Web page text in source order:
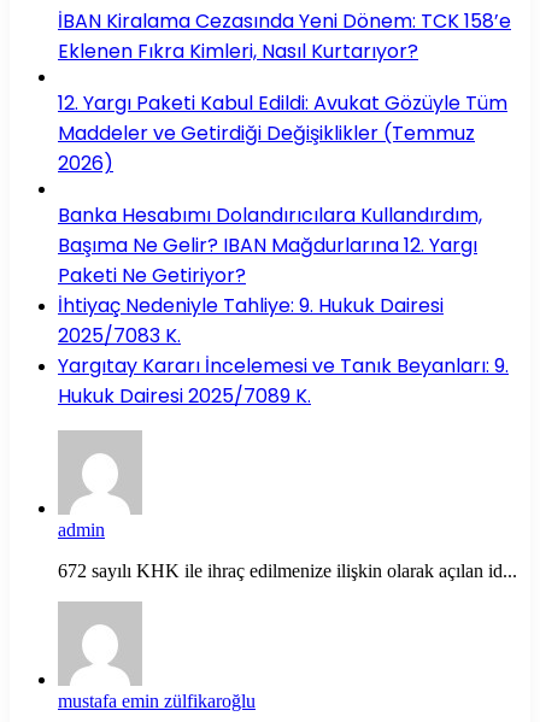
İBAN Kiralama Cezasında Yeni Dönem: TCK 158’e
Eklenen Fıkra Kimleri, Nasıl Kurtarıyor?
12. Yargı Paketi Kabul Edildi: Avukat Gözüyle Tüm
Maddeler ve Getirdiği Değişiklikler (Temmuz
2026)
Banka Hesabımı Dolandırıcılara Kullandırdım,
Başıma Ne Gelir? IBAN Mağdurlarına 12. Yargı
Paketi Ne Getiriyor?
İhtiyaç Nedeniyle Tahliye: 9. Hukuk Dairesi
2025/7083 K.
Yargıtay Kararı İncelemesi ve Tanık Beyanları: 9.
Hukuk Dairesi 2025/7089 K.
admin
672 sayılı KHK ile ihraç edilmenize ilişkin olarak açılan id...
mustafa emin zülfikaroğlu